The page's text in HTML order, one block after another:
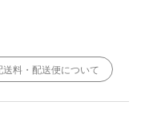
送料・配送便について